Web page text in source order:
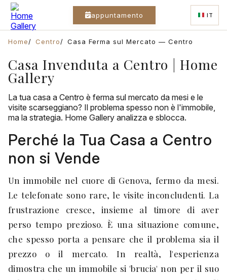
appuntamento IT
Home Centro Casa Ferma sul Mercato — Centro
Casa Invenduta a Centro | Home
Gallery
La tua casa a Centro è ferma sul mercato da mesi e le
visite scarseggiano? Il problema spesso non è l'immobile,
ma la strategia. Home Gallery analizza e sblocca.
Perché la Tua Casa a Centro
non si Vende
Un immobile nel cuore di Genova, fermo da mesi.
Le telefonate sono rare, le visite inconcludenti. La
frustrazione cresce, insieme al timore di aver
perso tempo prezioso. È una situazione comune,
che spesso porta a pensare che il problema sia il
prezzo o il mercato. In realtà, l'esperienza
dimostra che un immobile si 'brucia' non per il suo